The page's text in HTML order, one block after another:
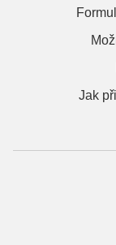
Jak